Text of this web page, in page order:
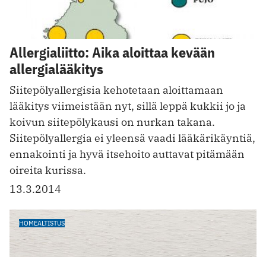
Allergialiitto: Aika aloittaa kevään
allergialääkitys
Siitepölyallergisia kehotetaan aloittamaan
lääkitys viimeistään nyt, sillä leppä kukkii jo ja
koivun siitepölykausi on nurkan takana.
Siitepölyallergia ei yleensä vaadi lääkärikäyntiä,
ennakointi ja hyvä itsehoito auttavat pitämään
oireita kurissa.
13.3.2014
HOMEALTISTUS